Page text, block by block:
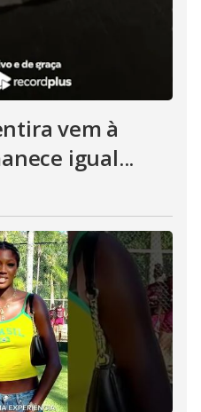
vem à
igual...